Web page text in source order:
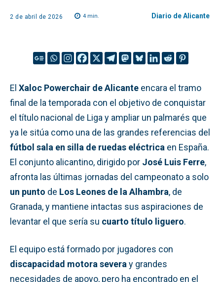
2 de abril de 2026 4 min. Diario de Alicante
El Xaloc Powerchair de Alicante encara el tramo
final de la temporada con el objetivo de conquistar
el título nacional de Liga y ampliar un palmarés que
ya le sitúa como una de las grandes referencias del
fútbol sala en silla de ruedas eléctrica en España.
El conjunto alicantino, dirigido por José Luis Ferre,
afronta las últimas jornadas del campeonato a solo
un punto de Los Leones de la Alhambra, de
Granada, y mantiene intactas sus aspiraciones de
levantar el que sería su cuarto título liguero.
El equipo está formado por jugadores con
discapacidad motora severa y grandes
necesidades de apoyo, pero ha encontrado en el